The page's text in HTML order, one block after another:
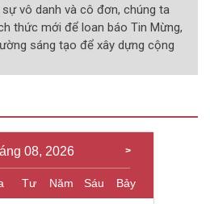
vô danh và cô đơn, chúng ta
thức mới để loan báo Tin Mừng,
sáng tạo để xây dựng cộng
08, 2026
Tư Năm Sáu Bảy